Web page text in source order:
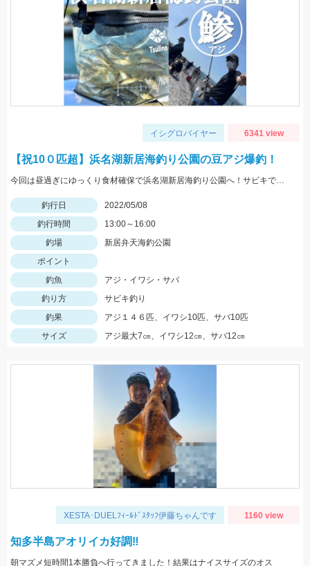
イシグロバイヤー 6341 view
【祝10０匹超】浜名湖新居海釣り公園の豆アジ爆釣！
今回は昼過ぎにゆっくり食材確保で浜名湖新居海釣り公園へ！サビキでアジやサバ、イワシが大漁！！！
釣行日
2022/05/08
釣行時間
13:00～16:00
釣場
新居弁天海釣公園
ポイント
釣魚
アジ・イワシ・サバ
釣り方
サビキ釣り
釣果
アジ１４６匹、イワシ10匹、サバ10匹
サイズ
アジ最大7㎝、イワシ12㎝、サバ12㎝
XESTA･DUELﾌｨｰﾙﾄﾞｽﾀｯﾌ伊藤ちゃんです 1160 view
知多半島アオリイカ好調‼️
朝マズメ短時間1本勝負へ行ってきました！結果はナイスサイズのオス